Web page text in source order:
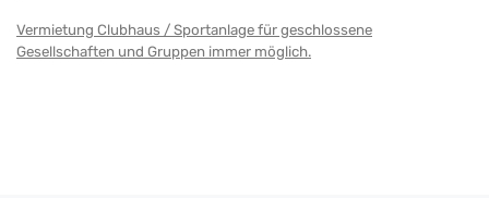
Vermietung Clubhaus / Sportanlage für geschlossene
Gesellschaften und Gruppen immer möglich.